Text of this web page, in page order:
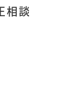
相談